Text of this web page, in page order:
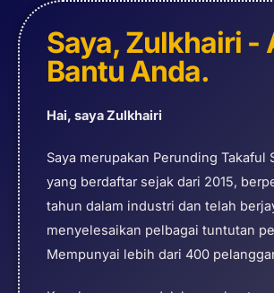
Saya, Zulkhairi -
Bantu Anda.
Hai, saya Zulkhairi
Saya merupakan Perunding Takaful
yang berdaftar sejak dari 2015,
tahun dalam industri dan telah
menyelesaikan pelbagai tuntutan
Mempunyai lebih dari 400